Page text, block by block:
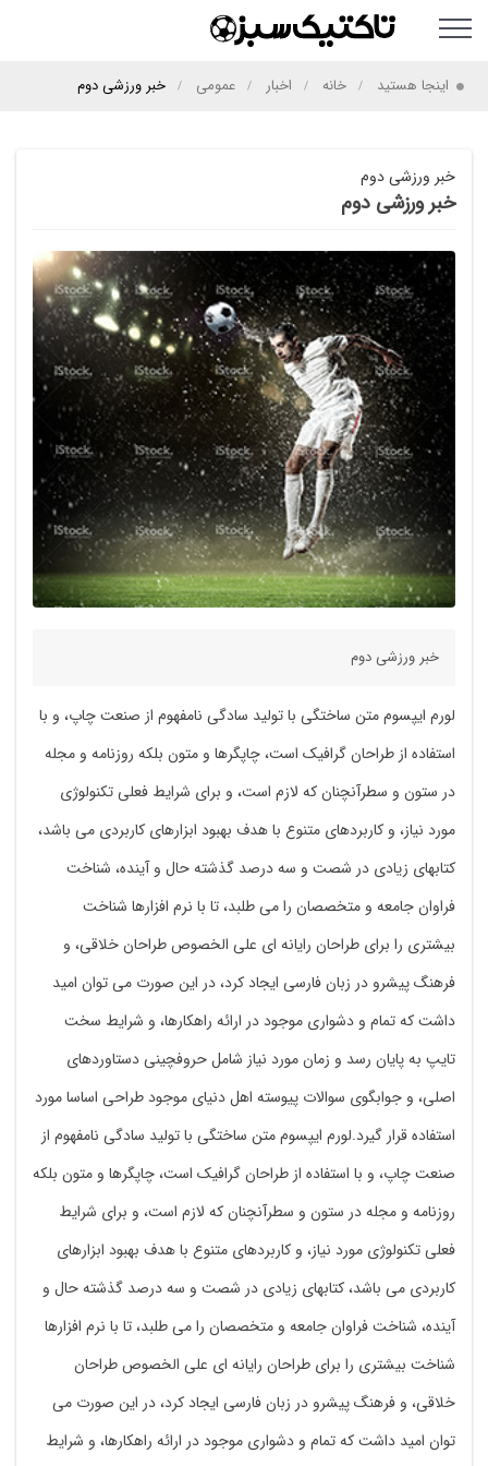
اینجا هستید خانه اخبار عمومی خبر ورزشی دوم
خبر ورزشی دوم
خبر ورزشی دوم
خبر ورزشی دوم
لورم ایپسوم متن ساختگی با تولید سادگی نامفهوم از صنعت چاپ، و با
استفاده از طراحان گرافیک است، چاپگرها و متون بلکه روزنامه و مجله
در ستون و سطرآنچنان که لازم است، و برای شرایط فعلی تکنولوژی
مورد نیاز، و کاربردهای متنوع با هدف بهبود ابزارهای کاربردی می باشد،
کتابهای زیادی در شصت و سه درصد گذشته حال و آینده، شناخت
فراوان جامعه و متخصصان را می طلبد، تا با نرم افزارها شناخت
بیشتری را برای طراحان رایانه ای علی الخصوص طراحان خلاقی، و
فرهنگ پیشرو در زبان فارسی ایجاد کرد، در این صورت می توان امید
داشت که تمام و دشواری موجود در ارائه راهکارها، و شرایط سخت
تایپ به پایان رسد و زمان مورد نیاز شامل حروفچینی دستاوردهای
اصلی، و جوابگوی سوالات پیوسته اهل دنیای موجود طراحی اساسا مورد
استفاده قرار گیرد.لورم ایپسوم متن ساختگی با تولید سادگی نامفهوم از
صنعت چاپ، و با استفاده از طراحان گرافیک است، چاپگرها و متون بلکه
روزنامه و مجله در ستون و سطرآنچنان که لازم است، و برای شرایط
فعلی تکنولوژی مورد نیاز، و کاربردهای متنوع با هدف بهبود ابزارهای
کاربردی می باشد، کتابهای زیادی در شصت و سه درصد گذشته حال و
آینده، شناخت فراوان جامعه و متخصصان را می طلبد، تا با نرم افزارها
شناخت بیشتری را برای طراحان رایانه ای علی الخصوص طراحان
خلاقی، و فرهنگ پیشرو در زبان فارسی ایجاد کرد، در این صورت می
توان امید داشت که تمام و دشواری موجود در ارائه راهکارها، و شرایط